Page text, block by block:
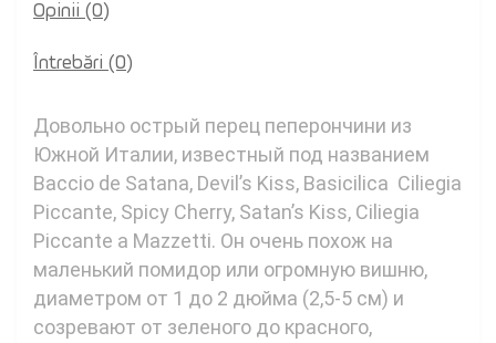
Opinii (0)
Întrebări (0)
Довольно острый перец пеперончини из
Южной Италии, известный под названием
Baccio de Satana, Devil’s Kiss, Basicilica Ciliegia
Piccante, Spicy Cherry, Satan’s Kiss, Ciliegia
Piccante a Mazzetti. Он очень похож на
маленький помидор или огромную вишню,
диаметром от 1 до 2 дюйма (2,5-5 см) и
созревают от зеленого до красного,